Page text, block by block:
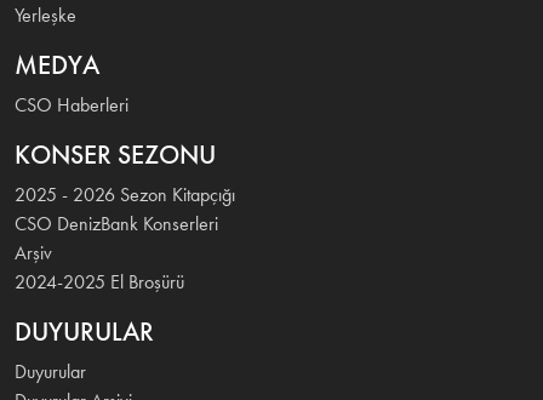
Yerleşke
MEDYA
CSO Haberleri
KONSER SEZONU
2025 - 2026 Sezon Kitapçığı
CSO DenizBank Konserleri
Arşiv
2024-2025 El Broşürü
DUYURULAR
Duyurular